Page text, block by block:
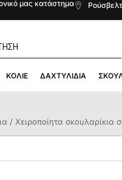
μας κατάστημα
ΚΟΛΙΈ ΔΑΧΤΥΛΊΔΙΑ
/ Χειροποίητα σκουλαρίκια